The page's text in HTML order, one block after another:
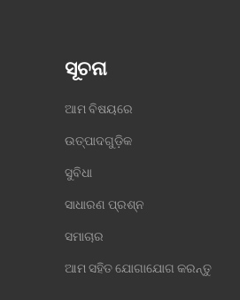
ସୂଚନା
ଆମ ବିଷୟରେ
ଉତ୍ପାଦଗୁଡ଼ିକ
ସୁବିଧା
ସାଧାରଣ ପ୍ରଶ୍ନ
ସମାଚାର
ଆମ ସହିତ ଯୋଗାଯୋଗ କରନ୍ତୁ